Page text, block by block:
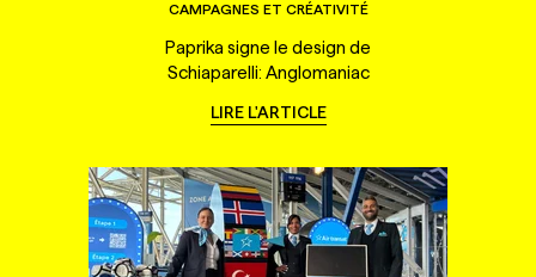
CAMPAGNES ET CRÉATIVITÉ
Paprika signe le design de
Schiaparelli: Anglomaniac
LIRE L'ARTICLE